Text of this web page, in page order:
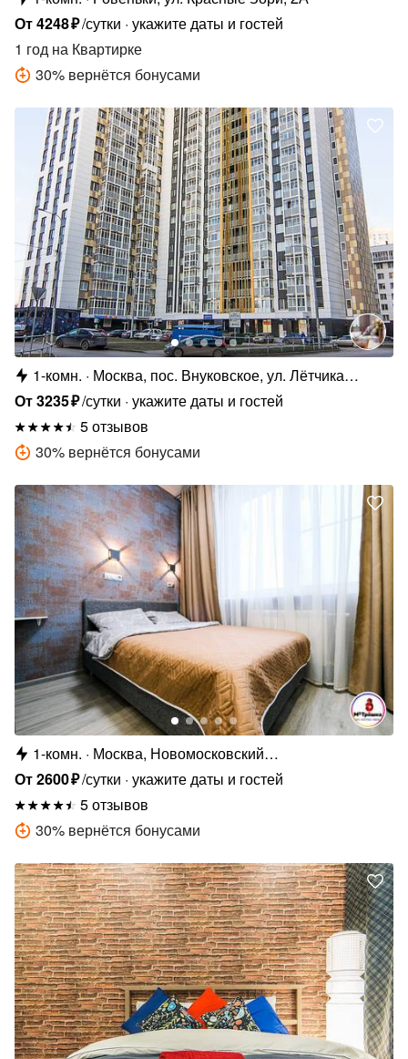
От4248₽/сутки укажите даты и гостей
1 год на Квартирке
30% вернётся бонусами
1-комн.
Москва, пос. Внуковское, ул. Лётчика
Ульянина,7
От3235₽/сутки укажите даты и гостей
5 отзывов
30% вернётся бонусами
1-комн.
Москва, Новомосковский
административный округ, р-н Внуково, ул.
Лётчика Ульянина, 7 а
От2600₽/сутки укажите даты и гостей
5 отзывов
30% вернётся бонусами